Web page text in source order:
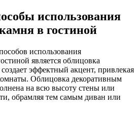
использования
в гостиной
использования
является облицовка
эффектный акцент, привлекая
Облицовка декоративным
на всю высоту стены или
обрамляя тем самым диван или